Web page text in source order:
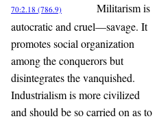
70:2.18 (786.9)
Militarism is
autocratic and cruel—savage. It
promotes social organization
among the conquerors but
disintegrates the vanquished.
Industrialism is more civilized
and should be so carried on as to